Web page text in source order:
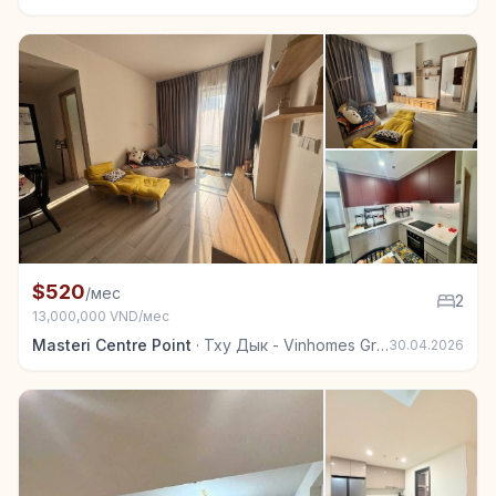
Квартира в аренду в Тху Дык - Vinhomes Grand
$520/мес
13,000,000 VND/мес
2
Masteri Centre Point · Тху Дык - Vinhomes Grand Park 30.04.2026